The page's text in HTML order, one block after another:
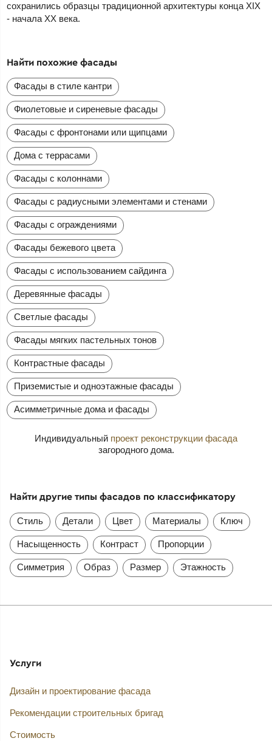
сохранились образцы традиционной архитектуры конца XIX
- начала XX века.
Найти похожие фасады
Фасады в стиле кантри
Фиолетовые и сиреневые фасады
Фасады с фронтонами или щипцами
Дома с террасами
Фасады с колоннами
Фасады с радиусными элементами и стенами
Фасады с ограждениями
Фасады бежевого цвета
Фасады с использованием сайдинга
Деревянные фасады
Светлые фасады
Фасады мягких пастельных тонов
Контрастные фасады
Приземистые и одноэтажные фасады
Асимметричные дома и фасады
Индивидуальный проект реконструкции фасада
загородного дома.
Найти другие типы фасадов по классификатору
Стиль Детали Цвет Материалы Ключ
Насыщенность Контраст Пропорции
Симметрия Образ Размер Этажность
Услуги
Дизайн и проектирование фасада
Рекомендации строительных бригад
Стоимость